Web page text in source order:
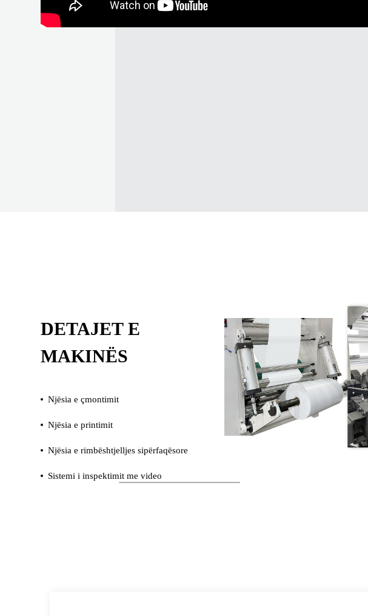
DETAJET E
MAKINËS
Njësia e çmontimit
Njësia e printimit
Njësia e rimbështjelljes sipërfaqësore
Sistemi i inspektimit me video